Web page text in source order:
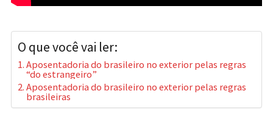
O que você vai ler:
Aposentadoria do brasileiro no exterior pelas regras
“do estrangeiro”
Aposentadoria do brasileiro no exterior pelas regras
brasileiras